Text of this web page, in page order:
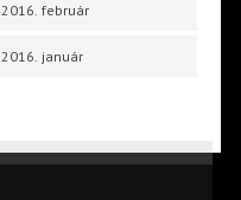
2016. február
2016. január